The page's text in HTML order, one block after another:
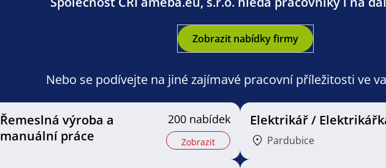
Zobrazit nabídky firmy
Nebo se podívejte na jiné zajímavé pracovní příležitosti ve
Řemeslná výroba a
manuální práce
200 nabídek
Zobrazit
Elektrikář /
Pardubice